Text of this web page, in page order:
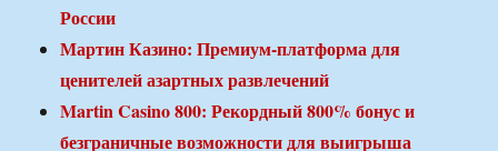
России
Мартин Казино: Премиум-платформа для
ценителей азартных развлечений
Martin Casino 800: Рекордный 800% бонус и
безграничные возможности для выигрыша